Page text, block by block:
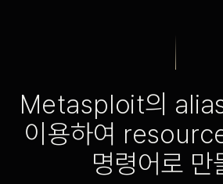
Metasploit의
이용하여
명령어로 만